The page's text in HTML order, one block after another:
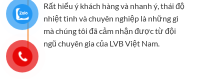
Rất hiểu ý khách hàng và nhanh ý, thái độ
nhiệt tình và chuyên nghiệp là những gì
mà chúng tôi đã cảm nhận được từ đội
ngũ chuyên gia của LVB Việt Nam.